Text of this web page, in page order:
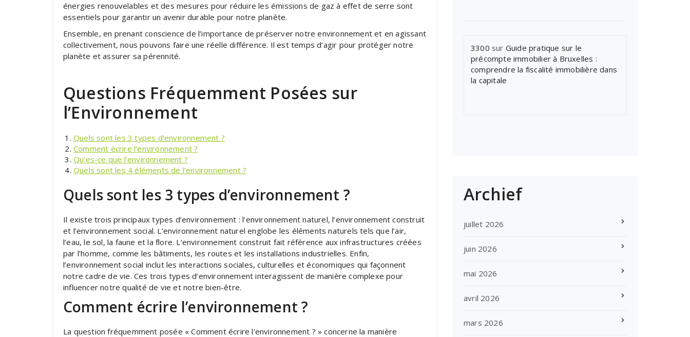
énergies renouvelables et des mesures pour réduire les émissions de gaz à effet de serre sont
essentiels pour garantir un avenir durable pour notre planète.
Ensemble, en prenant conscience de l’importance de préserver notre environnement et en agissant
collectivement, nous pouvons faire une réelle différence. Il est temps d’agir pour protéger notre
planète et assurer sa pérennité.
Questions Fréquemment Posées sur
l’Environnement
Quels sont les 3 types d’environnement ?
Comment écrire l’environnement ?
Qu’es-ce que l’environnement ?
Quels sont les 4 éléments de l’environnement ?
Quels sont les 3 types d’environnement ?
Il existe trois principaux types d’environnement : l’environnement naturel, l’environnement construit
et l’environnement social. L’environnement naturel englobe les éléments naturels tels que l’air,
l’eau, le sol, la faune et la flore. L’environnement construit fait référence aux infrastructures créées
par l’homme, comme les bâtiments, les routes et les installations industrielles. Enfin,
l’environnement social inclut les interactions sociales, culturelles et économiques qui façonnent
notre cadre de vie. Ces trois types d’environnement interagissent de manière complexe pour
influencer notre qualité de vie et notre bien-être.
Comment écrire l’environnement ?
La question fréquemment posée « Comment écrire l’environnement ? » concerne la manière
3300 sur Guide pratique sur le
précompte immobilier à Bruxelles :
comprendre la fiscalité immobilière dans
la capitale
Archief
juillet 2026
juin 2026
mai 2026
avril 2026
mars 2026